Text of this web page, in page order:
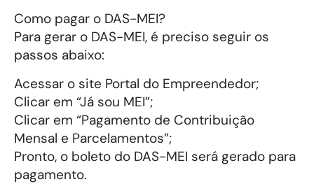
Como pagar o DAS-MEI?
Para gerar o DAS-MEI, é preciso seguir os
passos abaixo:
Acessar o site Portal do Empreendedor;
Clicar em “Já sou MEI”;
Clicar em “Pagamento de Contribuição
Mensal e Parcelamentos”;
Pronto, o boleto do DAS-MEI será gerado para
pagamento.